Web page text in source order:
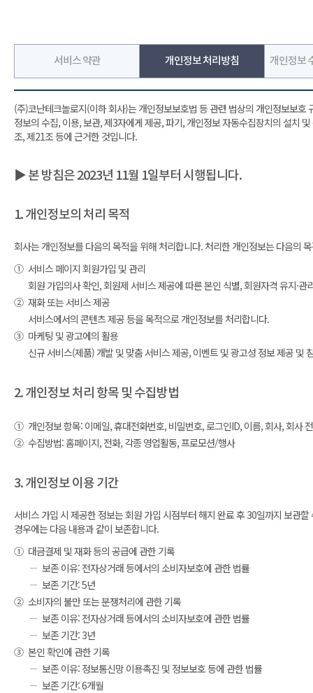
서비스 약관 개인정보 처리방침 개인정보
(주)코난테크놀로지(이하 회사)는 개인정보보호법 등 관련 법상의 개인정보보
정보의 수집, 이용, 보관, 제3자에게 제공, 파기, 개인정보 자동수집장치의 설치
조, 제21조 등에 근거한 것입니다.
▶ 본 방침은 2023년 11월 1일부터 시행됩니다.
1. 개인정보의 처리 목적
회사는 개인정보를 다음의 목적을 위해 처리합니다. 처리한 개인정보는 다음의
① 서비스 페이지 회원가입 및 관리
회원 가입의사 확인, 회원제 서비스 제공에 따른 본인 식별, 회원자격 유지·
② 재화 또는 서비스 제공
서비스에서의 콘텐츠 제공 등을 목적으로 개인정보를 처리합니다.
③ 마케팅 및 광고에의 활용
신규 서비스(제품) 개발 및 맞춤 서비스 제공, 이벤트 및 광고성 정보 제공
2. 개인정보 처리 항목 및 수집방법
① 개인정보 항목: 이메일, 휴대전화번호, 비밀번호, 로그인ID, 이름, 회사, 회사
② 수집방법: 홈페이지, 전화, 각종 영업활동, 프로모션/행사
3. 개인정보 이용 기간
서비스 가입 시 제공한 정보는 회원 가입 시점부터 해지 완료 후 30일까지 보관
경우에는 다음 내용과 같이 보존합니다.
① 대금결제 및 재화 등의 공급에 관한 기록
보존 이유: 전자상거래 등에서의 소비자보호에 관한 법률
보존 기간: 5년
② 소비자의 불만 또는 분쟁처리에 관한 기록
보존 이유: 전자상거래 등에서의 소비자보호에 관한 법률
보존 기간: 3년
③ 본인 확인에 관한 기록
보존 이유: 정보통신망 이용촉진 및 정보보호 등에 관한 법률
보존 기간: 6개월